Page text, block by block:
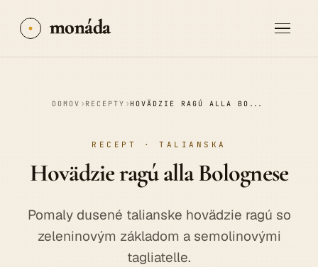
monáda
DOMOV › RECEPTY › HOVÄDZIE RAGÚ ALLA BOLOGNESE
RECEPT · TALIANSKA
Hovädzie ragúalla Bolognese
Pomaly dusené talianske hovädzie ragú so
zeleninovým základom a semolinovými
tagliatelle.